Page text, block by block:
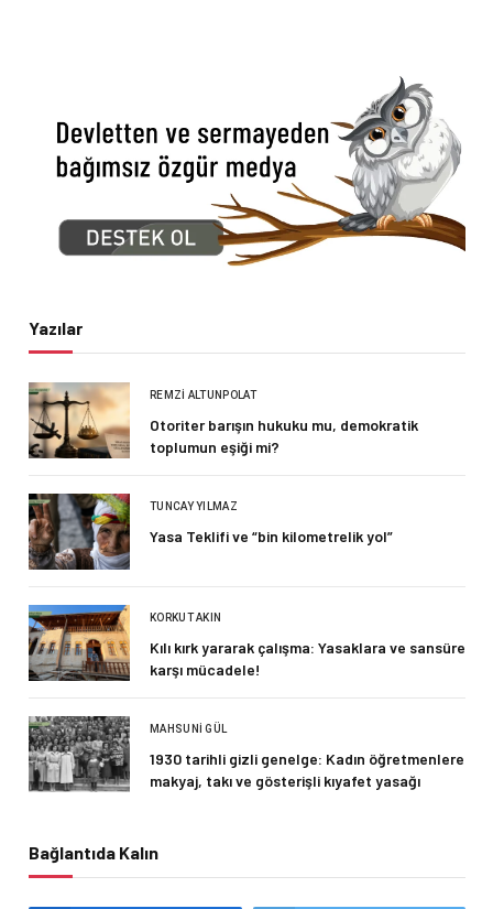
Yazılar
REMZI ALTUNPOLAT
Otoriter barışın hukuku mu, demokratik
toplumun eşiği mi?
TUNCAY YILMAZ
Yasa Teklifi ve “bin kilometrelik yol”
KORKUT AKIN
Kılı kırk yararak çalışma: Yasaklara ve sansüre
karşı mücadele!
MAHSUNI GÜL
1930 tarihli gizli genelge: Kadın öğretmenlere
makyaj, takı ve gösterişli kıyafet yasağı
Bağlantıda Kalın